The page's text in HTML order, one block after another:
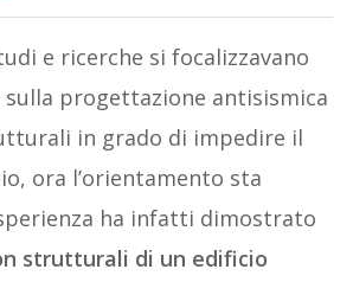
e ricerche si focalizzavano
progettazione antisismica
in grado di impedire il
ora l’orientamento sta
ha infatti dimostrato
strutturali di un edificio